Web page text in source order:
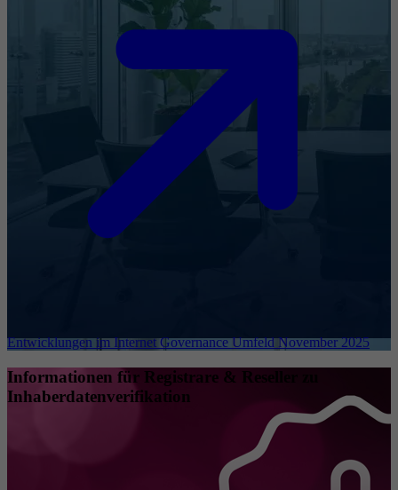
Entwicklungen im Internet Governance Umfeld November 2025
Informationen für Registrare & Reseller zu
Inhaberdatenverifikation